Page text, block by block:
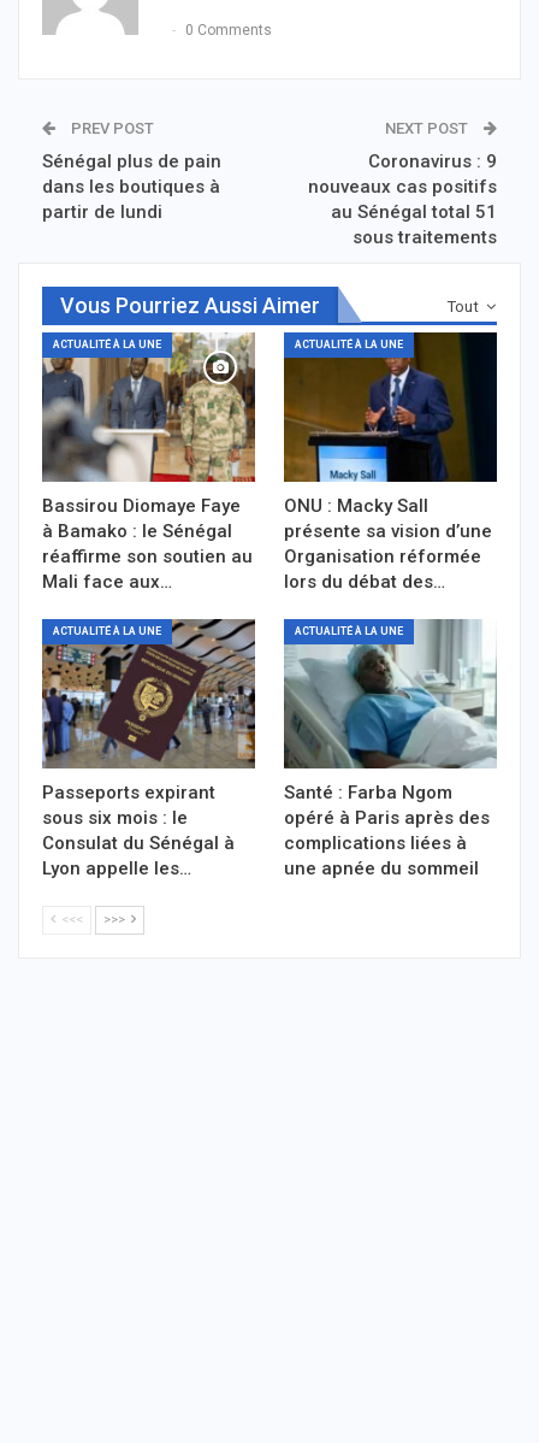
0 Comments
PREV POST
Sénégal plus de pain
dans les boutiques à
partir de lundi
NEXT POST
Coronavirus : 9
nouveaux cas positifs
au Sénégal total 51
sous traitements
Tout
Vous Pourriez Aussi Aimer
ACTUALITÉ À LA UNE
Bassirou Diomaye Faye
à Bamako : le Sénégal
réaffirme son soutien au
Mali face aux…
ACTUALITÉ À LA UNE
ONU : Macky Sall
présente sa vision d’une
Organisation réformée
lors du débat des…
ACTUALITÉ À LA UNE
Passeports expirant
sous six mois : le
Consulat du Sénégal à
Lyon appelle les…
ACTUALITÉ À LA UNE
Santé : Farba Ngom
opéré à Paris après des
complications liées à
une apnée du sommeil
<<< >>>